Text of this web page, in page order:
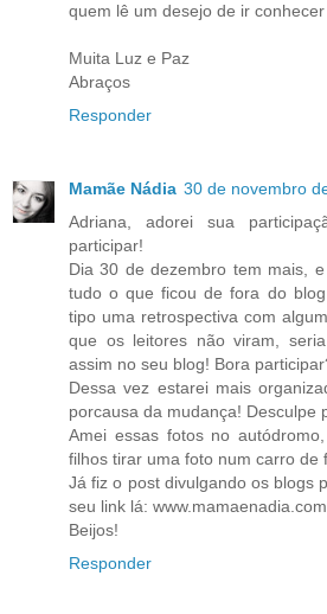
quem lê um desejo de ir
Muita Luz e Paz
Abraços
Responder
Mamãe Nádia 30 de novembro
Adriana, adorei sua
participar!
Dia 30 de dezembro tem mais,
tudo o que ficou de fora do
tipo uma retrospectiva com
que os leitores não viram,
assim no seu blog! Bora
Dessa vez estarei mais
porcausa da mudança! Desculpe
Amei essas fotos no
filhos tirar uma foto num carro de
Já fiz o post divulgando os blogs
seu link lá: www.mamaenadia.com
Beijos!
Responder